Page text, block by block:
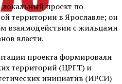
проект по
территории в Ярославле; он
взаимодействии с жильцами
власти.
проекта формировали
территорий (ЦРГТ) и
инициатив (ИРСИ)